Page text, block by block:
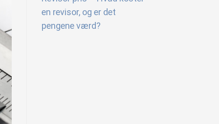
en revisor, og er det
pengene værd?